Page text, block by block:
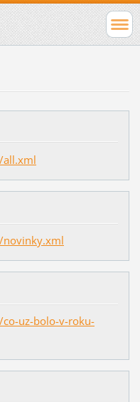
uz-bolo-v-roku-